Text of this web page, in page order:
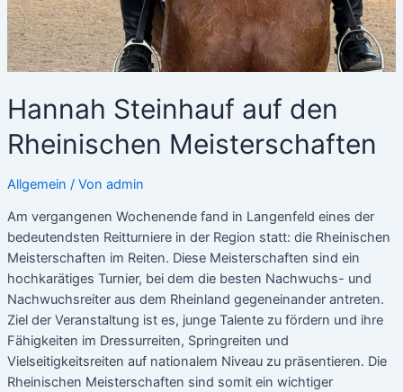
Hannah Steinhauf auf den
Rheinischen Meisterschaften
Allgemein / Von admin
Am vergangenen Wochenende fand in Langenfeld eines der
bedeutendsten Reitturniere in der Region statt: die Rheinischen
Meisterschaften im Reiten. Diese Meisterschaften sind ein
hochkarätiges Turnier, bei dem die besten Nachwuchs- und
Nachwuchsreiter aus dem Rheinland gegeneinander antreten.
Ziel der Veranstaltung ist es, junge Talente zu fördern und ihre
Fähigkeiten im Dressurreiten, Springreiten und
Vielseitigkeitsreiten auf nationalem Niveau zu präsentieren. Die
Rheinischen Meisterschaften sind somit ein wichtiger